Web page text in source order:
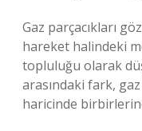
Gaz parçacıkları
hareket halindeki
topluluğu olarak
arasındaki fark,
haricinde